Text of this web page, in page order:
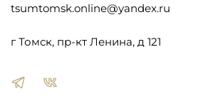
tsumtomsk.online@yandex.ru
г Томск, пр-кт Ленина, д 121